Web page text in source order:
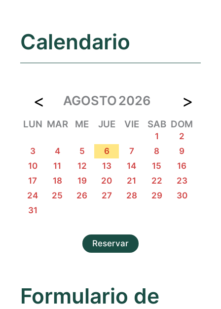
Calendario
< AGOSTO2026 >
LUN MAR ME JUE VIE SAB DOM
1
2
3
4 5 6 7 8
9
10
11 12 13 14 15
16
17
18 19 20 21 22
23
24
25 26 27 28 29
30
31
Reservar
Formulario de